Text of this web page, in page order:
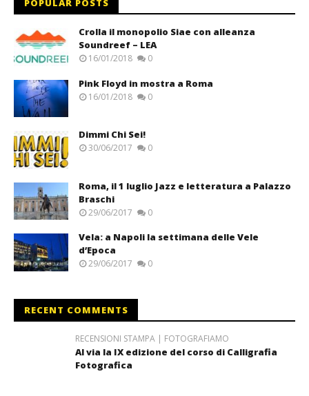
POPULAR POSTS
Crolla il monopolio Siae con alleanza
Soundreef – LEA
16/01/2018 0
Pink Floyd in mostra a Roma
16/01/2018 0
Dimmi Chi Sei!
30/06/2017 0
Roma, il 1 luglio Jazz e letteratura a Palazzo
Braschi
29/06/2017 0
Vela: a Napoli la settimana delle Vele
d’Epoca
29/06/2017 0
RECENT COMMENTS
RECENSIONI STAMPA | FOTOGRAFIAMO
Al via la IX edizione del corso di Calligrafia
Fotografica